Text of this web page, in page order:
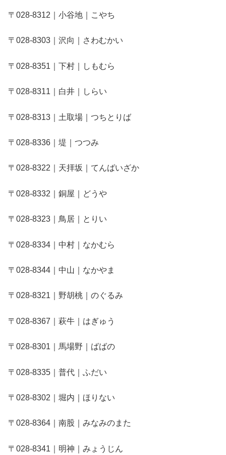
〒028-8312｜小谷地｜こやち
〒028-8303｜沢向｜さわむかい
〒028-8351｜下村｜しもむら
〒028-8311｜白井｜しらい
〒028-8313｜土取場｜つちとりば
〒028-8336｜堤｜つつみ
〒028-8322｜天拝坂｜てんばいざか
〒028-8332｜銅屋｜どうや
〒028-8323｜鳥居｜とりい
〒028-8334｜中村｜なかむら
〒028-8344｜中山｜なかやま
〒028-8321｜野胡桃｜のぐるみ
〒028-8367｜萩牛｜はぎゅう
〒028-8301｜馬場野｜ばばの
〒028-8335｜普代｜ふだい
〒028-8302｜堀内｜ほりない
〒028-8364｜南股｜みなみのまた
〒028-8341｜明神｜みょうじん